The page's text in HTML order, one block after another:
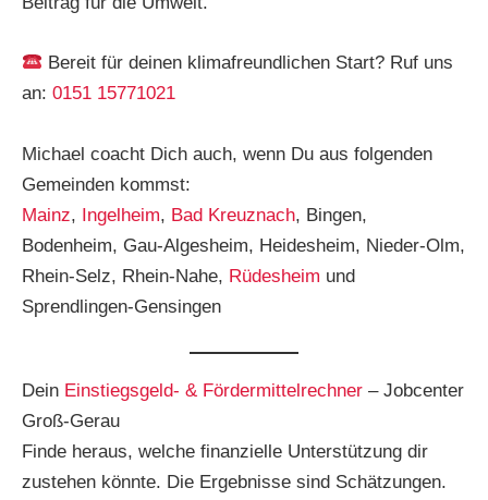
Bereit für deinen klimafreundlichen Start? Ruf uns
an: 0151 15771021
Michael coacht Dich auch, wenn Du aus folgenden
Gemeinden kommst:
Mainz, Ingelheim, Bad Kreuznach, Bingen,
Bodenheim, Gau-Algesheim, Heidesheim, Nieder-Olm,
Rhein-Selz, Rhein-Nahe, Rüdesheim und
Sprendlingen-Gensingen
Dein Einstiegsgeld- & Fördermittelrechner – Jobcenter
Groß-Gerau
Finde heraus, welche finanzielle Unterstützung dir
zustehen könnte. Die Ergebnisse sind Schätzungen.